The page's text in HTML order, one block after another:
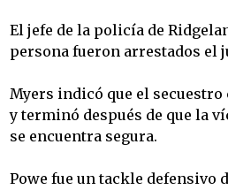
El jefe de la policía de
persona fueron arrestados el
Myers indicó que el secuestro
y terminó después de que la
se encuentra segura.
Powe fue un tackle defensivo